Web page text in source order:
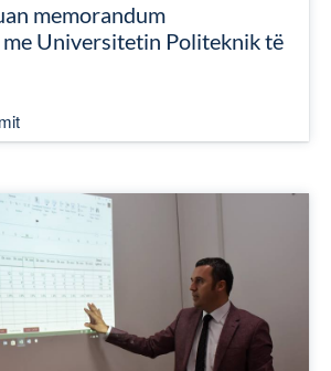
memorandum
Universitetin Politeknik të